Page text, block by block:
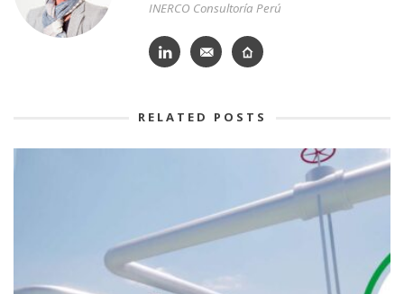
INERCO Consultoría Perú
RELATED POSTS